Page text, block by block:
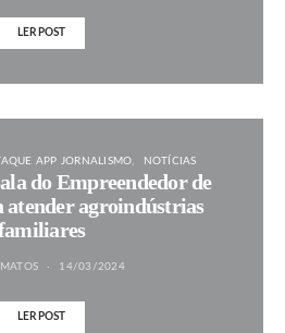
LER POST
APP JORNALISMO NOTÍCIAS
do Empreendedor de
atender agroindústrias
14/03/2024
LER POST